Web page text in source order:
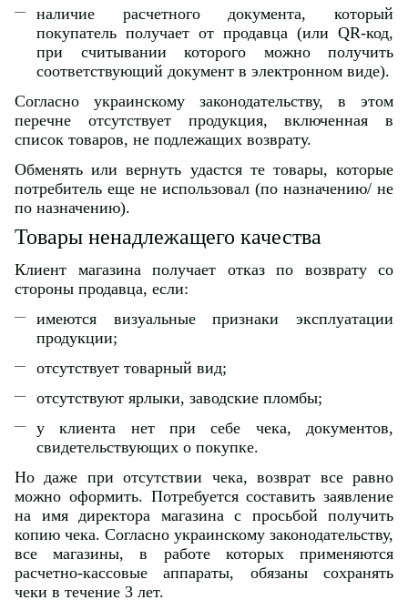
наличие расчетного документа, который
покупатель получает от продавца (или QR-код,
при считывании которого можно получить
соответствующий документ в электронном виде).
Согласно украинскому законодательству, в этом
перечне отсутствует продукция, включенная в
список товаров, не подлежащих возврату.
Обменять или вернуть удастся те товары, которые
потребитель еще не использовал (по назначению/ не
по назначению).
Товары ненадлежащего качества
Клиент магазина получает отказ по возврату со
стороны продавца, если:
имеются визуальные признаки эксплуатации
продукции;
отсутствует товарный вид;
отсутствуют ярлыки, заводские пломбы;
у клиента нет при себе чека, документов,
свидетельствующих о покупке.
Но даже при отсутствии чека, возврат все равно
можно оформить. Потребуется составить заявление
на имя директора магазина с просьбой получить
копию чека. Согласно украинскому законодательству,
все магазины, в работе которых применяются
расчетно-кассовые аппараты, обязаны сохранять
чеки в течение 3 лет.